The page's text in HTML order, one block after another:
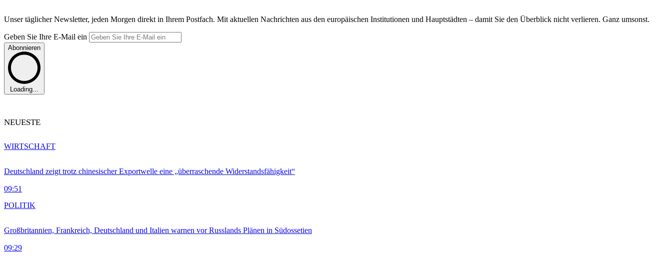
Unser täglicher Newsletter, jeden Morgen direkt in Ihrem Postfach. Mit aktuellen Nachrichten aus den europäischen Institutionen und Hauptstädten – damit Sie den Überblick nicht verlieren. Ganz umsonst.
Geben Sie Ihre E-Mail ein
Abonnieren
Loading...
NEUESTE
Deutschland zeigt trotz chinesischer Exportwelle eine „überraschende Widerstandsfähigkeit“
09:51
WIRTSCHAFT
Großbritannien, Frankreich, Deutschland und Italien warnen vor Russlands Plänen in Südossetien
09:29
POLITIK